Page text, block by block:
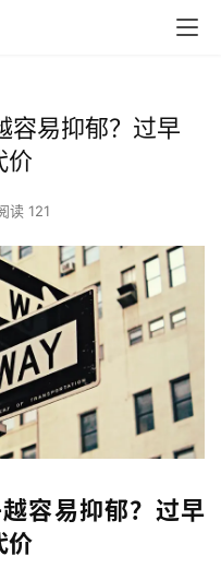
容易抑郁？过早
价
读 121
容易抑郁？过早
价